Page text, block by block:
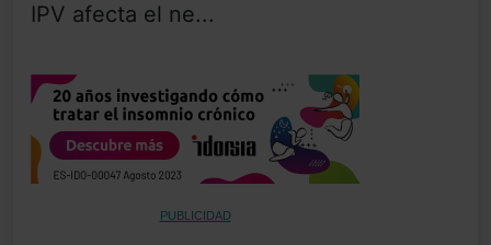
IPV afecta el ne...
PUBLICIDAD